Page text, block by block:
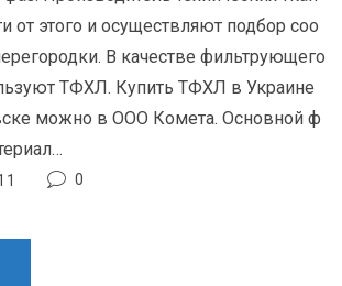
от этого и осуществляют подбор соо
В качестве фильтрующего
ТФХЛ. Купить ТФХЛ в Украине
можно в ООО Комета. Основной ф
0